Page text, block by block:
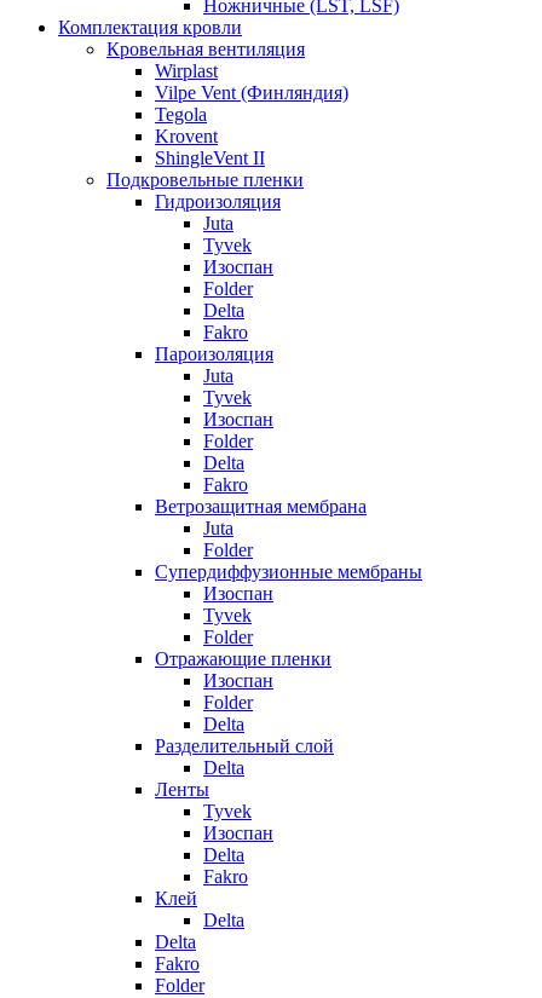
Ножничные (LST, LSF)
Комплектация кровли
Кровельная вентиляция
Wirplast
Vilpe Vent (Финляндия)
Tegola
Krovent
ShingleVent II
Подкровельные пленки
Гидроизоляция
Juta
Tyvek
Изоспан
Folder
Delta
Fakro
Пароизоляция
Juta
Tyvek
Изоспан
Folder
Delta
Fakro
Ветрозащитная мембрана
Juta
Folder
Супердиффузионные мембраны
Изоспан
Tyvek
Folder
Отражающие пленки
Изоспан
Folder
Delta
Разделительный слой
Delta
Ленты
Tyvek
Изоспан
Delta
Fakro
Клей
Delta
Delta
Fakro
Folder